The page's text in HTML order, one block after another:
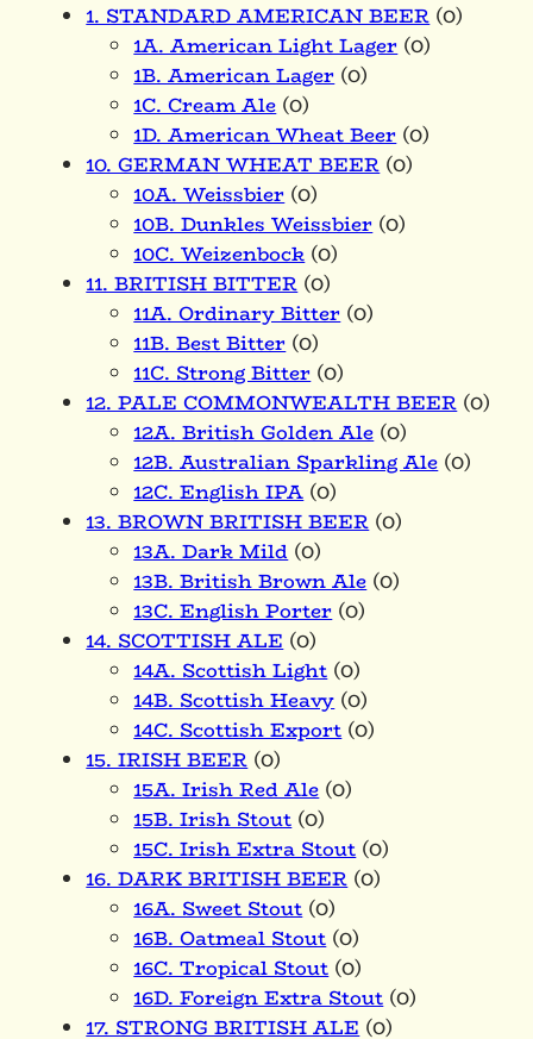
1. STANDARD AMERICAN BEER(0)
1A. American Light Lager(0)
1B. American Lager(0)
1C. Cream Ale(0)
1D. American Wheat Beer(0)
10. GERMAN WHEAT BEER(0)
10A. Weissbier(0)
10B. Dunkles Weissbier(0)
10C. Weizenbock(0)
11. BRITISH BITTER(0)
11A. Ordinary Bitter(0)
11B. Best Bitter(0)
11C. Strong Bitter(0)
12. PALE COMMONWEALTH BEER(0)
12A. British Golden Ale(0)
12B. Australian Sparkling Ale(0)
12C. English IPA(0)
13. BROWN BRITISH BEER(0)
13A. Dark Mild(0)
13B. British Brown Ale(0)
13C. English Porter(0)
14. SCOTTISH ALE(0)
14A. Scottish Light(0)
14B. Scottish Heavy(0)
14C. Scottish Export(0)
15. IRISH BEER(0)
15A. Irish Red Ale(0)
15B. Irish Stout(0)
15C. Irish Extra Stout(0)
16. DARK BRITISH BEER(0)
16A. Sweet Stout(0)
16B. Oatmeal Stout(0)
16C. Tropical Stout(0)
16D. Foreign Extra Stout(0)
17. STRONG BRITISH ALE(0)